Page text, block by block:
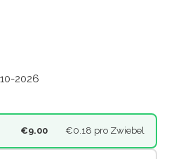
2026
€9.00 €0.18 pro Zwiebel